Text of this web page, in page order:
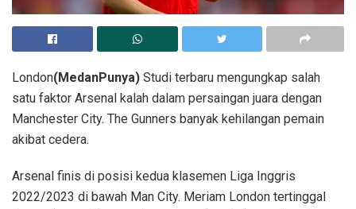
London(MedanPunya) Studi terbaru mengungkap salah
satu faktor Arsenal kalah dalam persaingan juara dengan
Manchester City. The Gunners banyak kehilangan pemain
akibat cedera.
Arsenal finis di posisi kedua klasemen Liga Inggris
2022/2023 di bawah Man City. Meriam London tertinggal